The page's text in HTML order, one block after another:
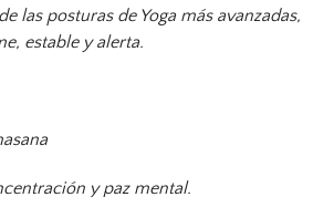
las posturas de Yoga más avanzadas,
estable y alerta.
y paz mental.